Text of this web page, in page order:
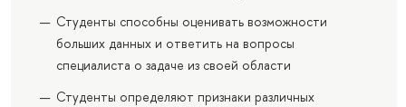
Студенты способны оценивать возможности
больших данных и ответить на вопросы
специалиста о задаче из своей области
Студенты определяют признаки различных